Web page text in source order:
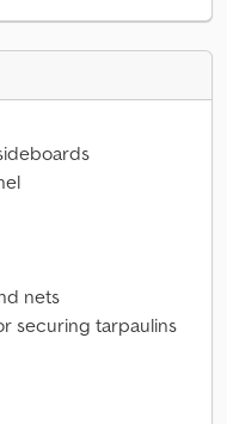
nets
securing tarpaulins